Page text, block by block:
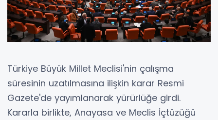
Türkiye Büyük Millet Meclisi'nin çalışma
süresinin uzatılmasına ilişkin karar Resmi
Gazete'de yayımlanarak yürürlüğe girdi.
Kararla birlikte, Anayasa ve Meclis İçtüzüğü